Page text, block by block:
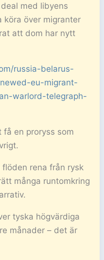
med libyens
köra över migranter
att dom har nytt
russia-belarus-
eu-migrant-
warlord-telegraph-
få en proryss som
rena från rysk
många runtomkring
tyska högvärdiga
månader – det är